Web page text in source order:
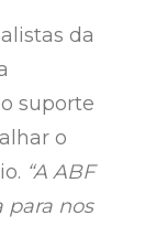
da
suporte
o
“A ABF
para nos